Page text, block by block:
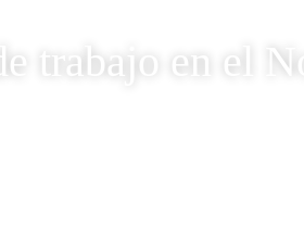
trabajo en el